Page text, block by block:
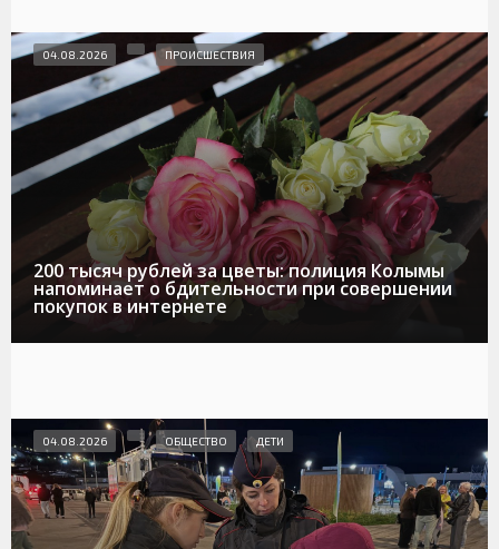
200 тысяч рублей за цветы: полиция Колымы
напоминает о бдительности при совершении
покупок в интернете
04.08.2026 ПРОИСШЕСТВИЯ
04.08.2026 ОБЩЕСТВО ДЕТИ